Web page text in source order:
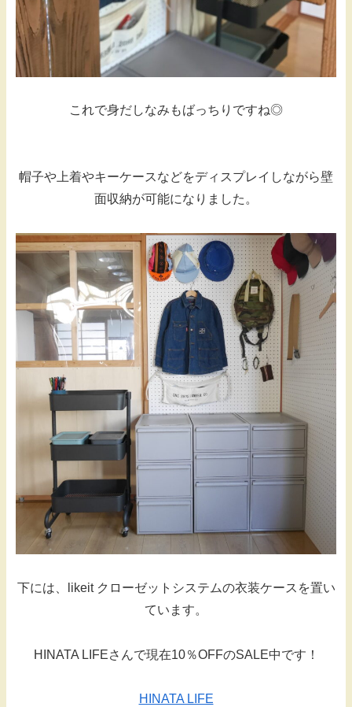
これで身だしなみもばっちりですね◎
帽子や上着やキーケースなどをディスプレイしながら壁
面収納が可能になりました。
下には、likeit クローゼットシステムの衣装ケースを置い
ています。
HINATA LIFEさんで現在10％OFFのSALE中です！
HINATA LIFE